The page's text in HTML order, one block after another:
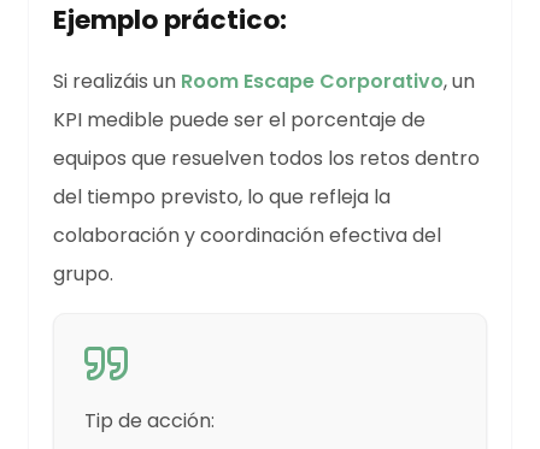
Ejemplo práctico:
Si realizáis un Room Escape Corporativo, un
KPI medible puede ser el porcentaje de
equipos que resuelven todos los retos dentro
del tiempo previsto, lo que refleja la
colaboración y coordinación efectiva del
grupo.
Tip de acción: